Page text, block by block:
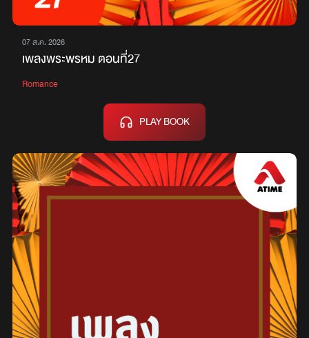
07 ส.ค. 2026
เพลงพระพรหม ตอนที่27
Romance
PLAY BOOK